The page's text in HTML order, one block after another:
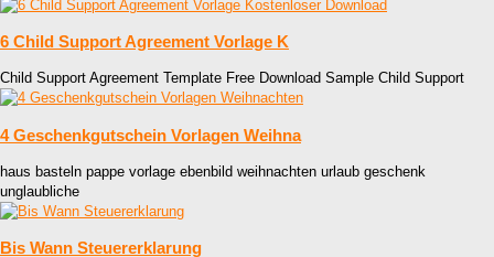
6 Child Support Agreement Vorlage K
Child Support Agreement Template Free Download Sample Child Support
4 Geschenkgutschein Vorlagen Weihna
haus basteln pappe vorlage ebenbild weihnachten urlaub geschenk
unglaubliche
Bis Wann Steuererklarung